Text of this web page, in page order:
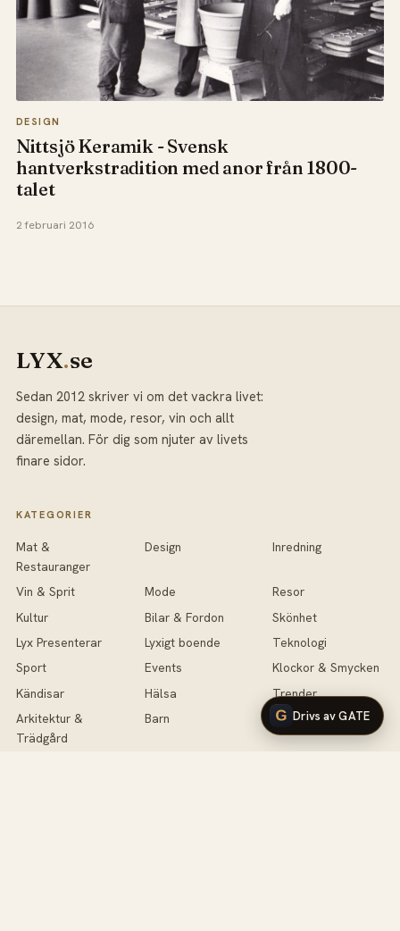
DESIGN
Nittsjö Keramik - Svensk
hantverkstradition med anor från 1800-
talet
2 februari 2016
LYX.se
Sedan 2012 skriver vi om det vackra livet:
design, mat, mode, resor, vin och allt
däremellan. För dig som njuter av livets
finare sidor.
KATEGORIER
Mat &
Restauranger
Design Inredning
Vin & Sprit Mode
Resor
Kultur
Bilar & Fordon
Skönhet
Lyx Presenterar
Lyxigt boende
Teknologi
Sport
Events
Klockor & Smycken
Kändisar
Hälsa
Trender
Arkitektur &
Trädgård
Barn Antikviteter
Drivs av GATE